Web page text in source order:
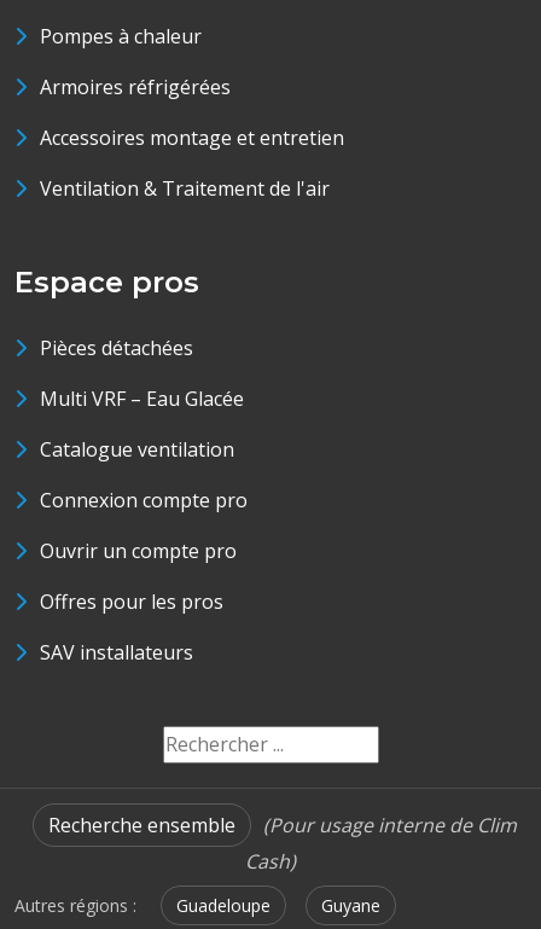
Pompes à chaleur
Armoires réfrigérées
Accessoires montage et entretien
Ventilation & Traitement de l'air
Espace pros
Pièces détachées
Multi VRF – Eau Glacée
Catalogue ventilation
Connexion compte pro
Ouvrir un compte pro
Offres pour les pros
SAV installateurs
Recherche ensemble
(Pour usage interne de Clim
Cash)
Autres régions : Guadeloupe Guyane